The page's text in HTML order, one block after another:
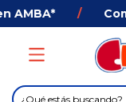
AMBA*